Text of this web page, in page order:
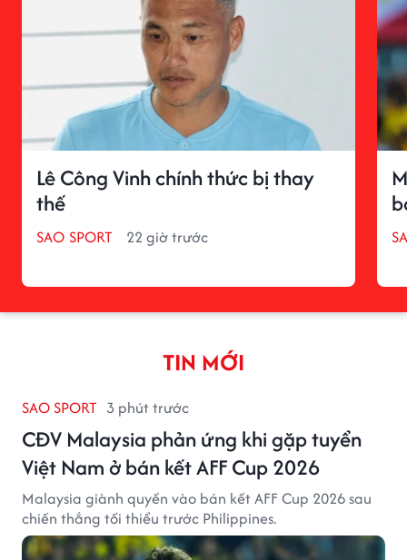
Lê Công Vinh chính thức bị thay
thế
SAO SPORT 22 giờ trước
TIN MỚI
SAO SPORT 3 phút trước
CĐV Malaysia phản ứng khi gặp tuyển
Việt Nam ở bán kết AFF Cup 2026
Malaysia giành quyền vào bán kết AFF Cup 2026 sau
chiến thắng tối thiểu trước Philippines.